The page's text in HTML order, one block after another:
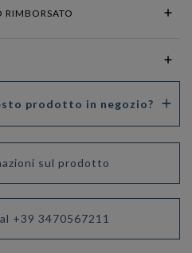
RIMBORSATO
prodotto in negozio?
sul prodotto
+39 3470567211